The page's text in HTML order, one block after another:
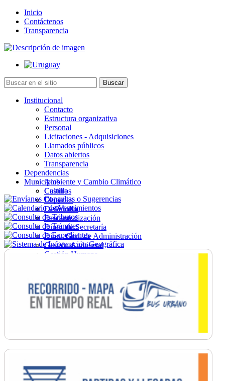
Inicio
Contáctenos
Transparencia
Institucional
Contacto
Estructura organizativa
Personal
Licitaciones - Adquisiciones
Llamados públicos
Datos abiertos
Transparencia
Dependencias
Ambiente y Cambio Climático
Cultura
Deportes
Desarrollo
Descentralización
Direc. de Secretaría
Direc. Gral. de Administración
Gestión Ambiental
Gestión Humana
Ordenamiento
Promoción Social
Salud
Secretaría General
Municipios
Castillos
Chuy
La Paloma
Lascano